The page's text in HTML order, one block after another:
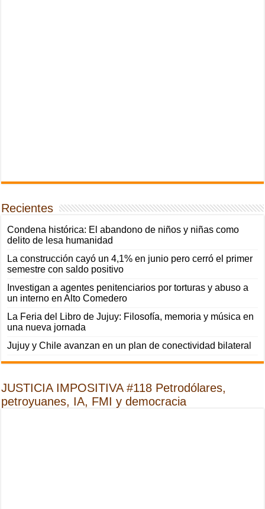
Recientes
Condena histórica: El abandono de niños y niñas como
delito de lesa humanidad
La construcción cayó un 4,1% en junio pero cerró el primer
semestre con saldo positivo
Investigan a agentes penitenciarios por torturas y abuso a
un interno en Alto Comedero
La Feria del Libro de Jujuy: Filosofía, memoria y música en
una nueva jornada
Jujuy y Chile avanzan en un plan de conectividad bilateral
JUSTICIA IMPOSITIVA #118 Petrodólares,
petroyuanes, IA, FMI y democracia